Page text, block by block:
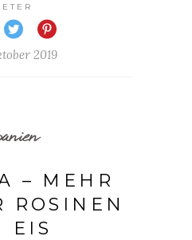
2019
– MEHR
ROSINEN
EIS